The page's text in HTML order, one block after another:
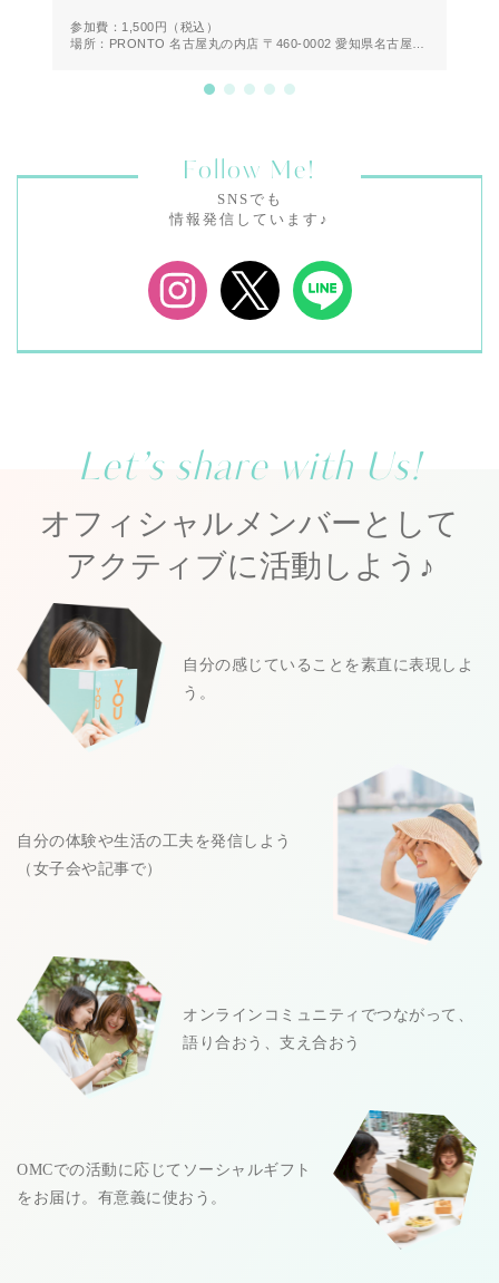
参加費：1,500円 （税込）
場所：PRONTO 名古屋丸の内店 〒460-0002 愛知県名古屋市
Follow Me!
SNSでも
情報発信しています♪
Let’s share with Us!
オフィシャルメンバーとして
アクティブに活動しよう♪
自分の感じていることを素直に表現しよ
う。
自分の体験や生活の工夫を発信しよう
（女子会や記事で）
オンラインコミュニティでつながって、
語り合おう、支え合おう
OMCでの活動に応じてソーシャルギフト
をお届け。有意義に使おう。